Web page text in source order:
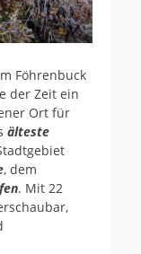
Föhrenbuck
der Zeit ein
Ort für
älteste
, dem
. Mit 22